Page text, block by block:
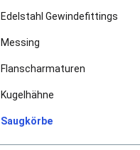
Edelstahl Gewindefittings
Messing
Flanscharmaturen
Kugelhähne
Saugkörbe